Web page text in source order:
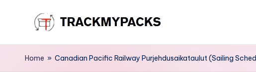
content
T
r
Home » Canadian Pacific Railway Purjehdusaikataulut (Sailing